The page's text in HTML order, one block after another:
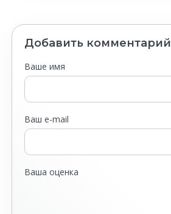
Добавить комментарий
Ваше имя
Ваш e-mail
Ваша оценка